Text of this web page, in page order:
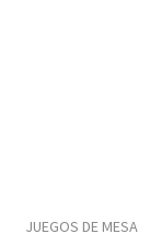
JUEGOS DE MESA